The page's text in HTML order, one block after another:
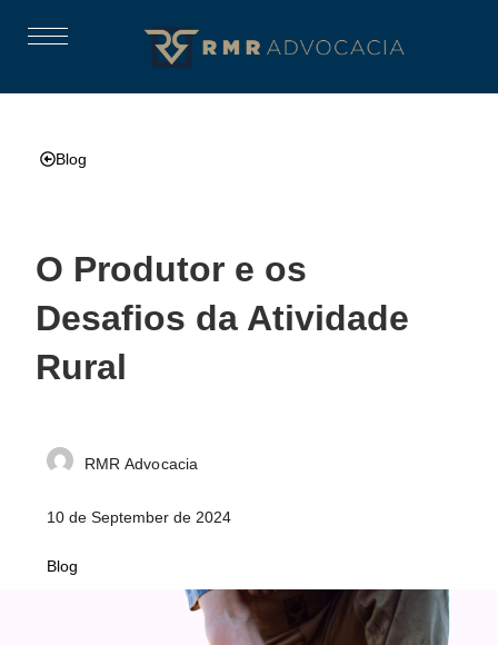
Blog
O Produtor e os
Desafios da Atividade
Rural
RMR Advocacia
10 de September de 2024
Blog